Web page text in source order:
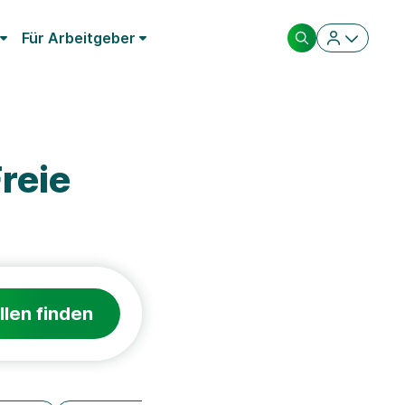
Für Arbeitgeber
finden